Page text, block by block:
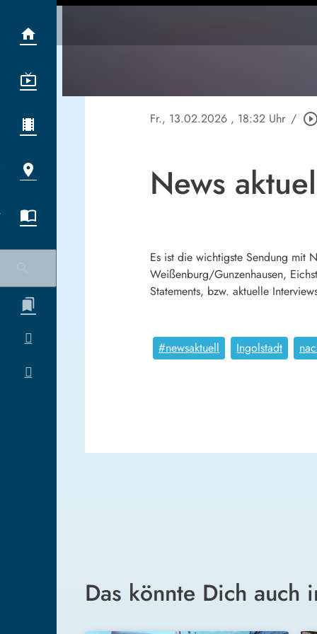
Fr., 13.02.2026 , 18:32 Uhr / play_circle_outline
News
Es ist die wichtigste Sendung mit
Weißenburg/Gunzenhausen,
Statements, bzw. aktuelle
#newsaktuell Ingolstadt
Das könnte Dich auch